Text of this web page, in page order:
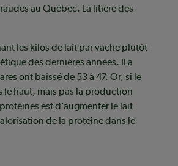
au Québec. La litière des
les kilos de lait par vache plutôt
des dernières années. Il a
ont baissé de 53 à 47. Or, si le
haut, mais pas la production
est d’augmenter le lait
de la protéine dans le